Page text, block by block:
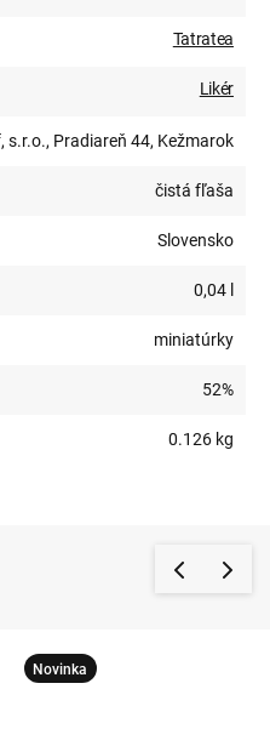
Tatratea
Likér
s.r.o., Pradiareň 44, Kežmarok
čistá fľaša
Slovensko
0,04 l
miniatúrky
52%
0.126 kg
Novinka